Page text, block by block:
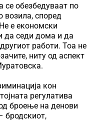
се обезбедуваат по
возила, според
е економски
да седи дома и да
работи. Тоа не
ниту од аспект
кон
регулатива
броење на денови
бродскиот,